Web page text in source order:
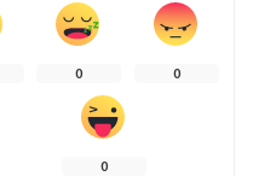
0 0
0